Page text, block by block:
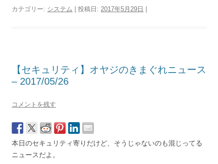
カテゴリー: システム | 投稿日: 2017年5月29日
【セキュリティ】オヤジのきまぐれニュース
– 2017/05/26
コメントを残す
本日のセキュリティ寄りだけど、そうじゃないのも混じってる
ニュースだよ。